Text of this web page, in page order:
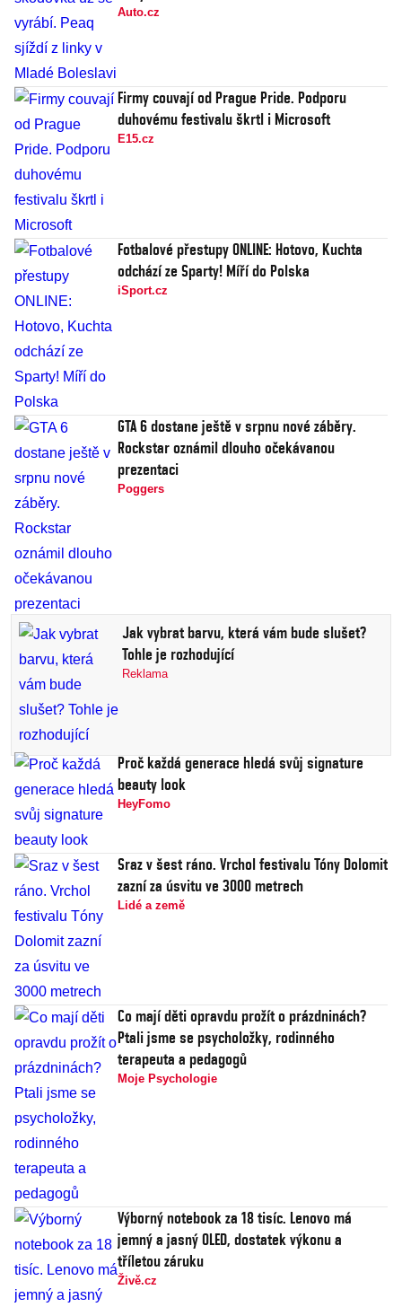
Auto.cz
Firmy couvají od Prague Pride. Podporu
duhovému festivalu škrtl i Microsoft
E15.cz
Fotbalové přestupy ONLINE: Hotovo, Kuchta
odchází ze Sparty! Míří do Polska
iSport.cz
GTA 6 dostane ještě v srpnu nové záběry.
Rockstar oznámil dlouho očekávanou
prezentaci
Poggers
Jak vybrat barvu, která vám bude slušet?
Tohle je rozhodující
Reklama
Proč každá generace hledá svůj signature
beauty look
HeyFomo
Sraz v šest ráno. Vrchol festivalu Tóny Dolomit
zazní za úsvitu ve 3000 metrech
Lidé a země
Co mají děti opravdu prožít o prázdninách?
Ptali jsme se psycholožky, rodinného
terapeuta a pedagogů
Moje Psychologie
Výborný notebook za 18 tisíc. Lenovo má
jemný a jasný OLED, dostatek výkonu a
tříletou záruku
Živě.cz